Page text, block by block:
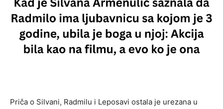
Priča o Silvani, Radmilu i Leposavi ostala je urezana u